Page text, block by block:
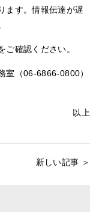
ます。情報伝達が遅
ご確認ください。
室（06-6866-0800）
以上
新しい記事 ＞